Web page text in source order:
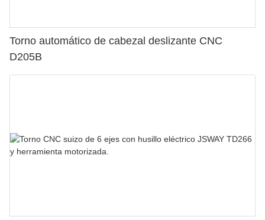
Torno automático de cabezal deslizante CNC
D205B